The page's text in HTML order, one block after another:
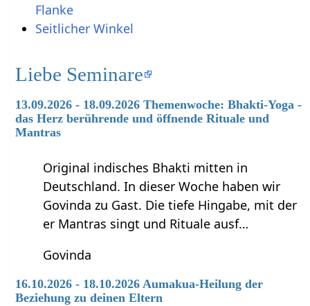
Flanke
Seitlicher Winkel
Liebe Seminare
13.09.2026 - 18.09.2026 Themenwoche: Bhakti-Yoga -
das Herz berührende und öffnende Rituale und
Mantras
Original indisches Bhakti mitten in
Deutschland. In dieser Woche haben wir
Govinda zu Gast. Die tiefe Hingabe, mit der
er Mantras singt und Rituale ausf…
Govinda
16.10.2026 - 18.10.2026 Aumakua-Heilung der
Beziehung zu deinen Eltern